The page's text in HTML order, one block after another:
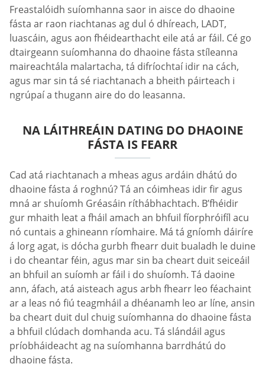
Freastalóidh suíomhanna saor in aisce do dhaoine
fásta ar raon riachtanas ag dul ó dhíreach, LADT,
luascáin, agus aon fhéidearthacht eile atá ar fáil. Cé go
dtairgeann suíomhanna do dhaoine fásta stíleanna
maireachtála malartacha, tá difríochtaí idir na cách,
agus mar sin tá sé riachtanach a bheith páirteach i
ngrúpaí a thugann aire do do leasanna.
NA LÁITHREÁIN DATING DO DHAOINE
FÁSTA IS FEARR
Cad atá riachtanach a mheas agus ardáin dhátú do
dhaoine fásta á roghnú? Tá an cóimheas idir fir agus
mná ar shuíomh Gréasáin ríthábhachtach. B’fhéidir
gur mhaith leat a fháil amach an bhfuil fíorphróifíl acu
nó cuntais a ghineann ríomhaire. Má tá gníomh dáiríre
á lorg agat, is dócha gurbh fhearr duit bualadh le duine
i do cheantar féin, agus mar sin ba cheart duit seiceáil
an bhfuil an suíomh ar fáil i do shuíomh. Tá daoine
ann, áfach, atá aisteach agus arbh fhearr leo féachaint
ar a leas nó fiú teagmháil a dhéanamh leo ar líne, ansin
ba cheart duit dul chuig suíomhanna do dhaoine fásta
a bhfuil clúdach domhanda acu. Tá slándáil agus
príobháideacht ag na suíomhanna barrdhátú do
dhaoine fásta.